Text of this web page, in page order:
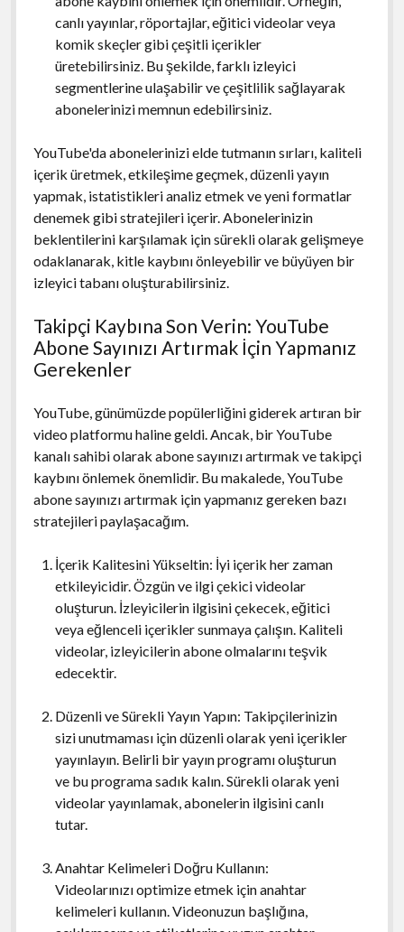
canlı yayınlar, röportajlar, eğitici videolar veya
komik skeçler gibi çeşitli içerikler
üretebilirsiniz. Bu şekilde, farklı izleyici
segmentlerine ulaşabilir ve çeşitlilik sağlayarak
abonelerinizi memnun edebilirsiniz.
YouTube'da abonelerinizi elde tutmanın sırları, kaliteli
içerik üretmek, etkileşime geçmek, düzenli yayın
yapmak, istatistikleri analiz etmek ve yeni formatlar
denemek gibi stratejileri içerir. Abonelerinizin
beklentilerini karşılamak için sürekli olarak gelişmeye
odaklanarak, kitle kaybını önleyebilir ve büyüyen bir
izleyici tabanı oluşturabilirsiniz.
Takipçi Kaybına Son Verin: YouTube
Abone Sayınızı Artırmak İçin Yapmanız
Gerekenler
YouTube, günümüzde popülerliğini giderek artıran bir
video platformu haline geldi. Ancak, bir YouTube
kanalı sahibi olarak abone sayınızı artırmak ve takipçi
kaybını önlemek önemlidir. Bu makalede, YouTube
abone sayınızı artırmak için yapmanız gereken bazı
stratejileri paylaşacağım.
İçerik Kalitesini Yükseltin: İyi içerik her zaman
etkileyicidir. Özgün ve ilgi çekici videolar
oluşturun. İzleyicilerin ilgisini çekecek, eğitici
veya eğlenceli içerikler sunmaya çalışın. Kaliteli
videolar, izleyicilerin abone olmalarını teşvik
edecektir.
Düzenli ve Sürekli Yayın Yapın: Takipçilerinizin
sizi unutmaması için düzenli olarak yeni içerikler
yayınlayın. Belirli bir yayın programı oluşturun
ve bu programa sadık kalın. Sürekli olarak yeni
videolar yayınlamak, abonelerin ilgisini canlı
tutar.
Anahtar Kelimeleri Doğru Kullanın:
Videolarınızı optimize etmek için anahtar
kelimeleri kullanın. Videonuzun başlığına,